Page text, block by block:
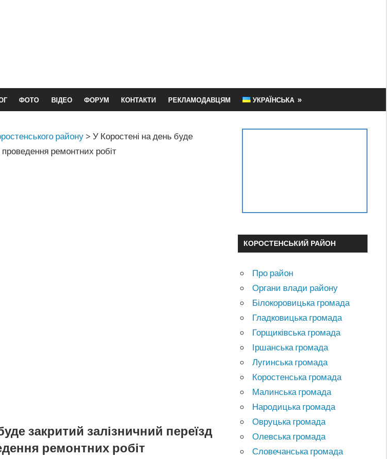
ФОТО ВІДЕО ФОРУМ КОНТАКТИ РЕКЛАМОДАВЦЯМ УКРАЇНСЬКА
району > У Коростені на день буде
ремонтних робіт
закритий залізничний переїзд
ремонтних робіт
КОРОСТЕНСЬКИЙ РАЙОН
Про район
Органи влади району
Білокоровицька громада
Гладковицька громада
Горщиківська громада
Іршанська громада
Лугинська громада
Коростенська громада
Малинська громада
Народицька громада
Овруцька громада
Олевська громада
Словечанська громада